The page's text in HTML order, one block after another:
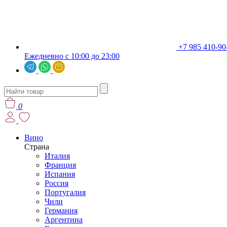
+7 985 410-
Ежедневно с 10:00 до 23:00
0
Вино
Страна
Италия
Франция
Испания
Россия
Португалия
Чили
Германия
Аргентина